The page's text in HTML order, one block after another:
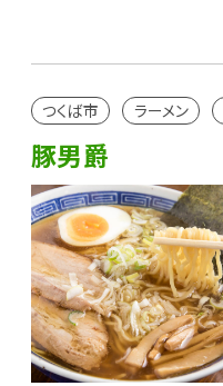
つくば市 ラーメン
豚男爵